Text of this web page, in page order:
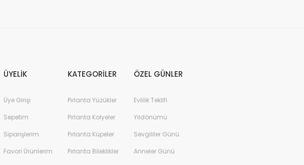
ÜYELİK
Üye Girişi
Sepetim
Siparişlerim
Favori Ürünlerim
KATEGORİLER
Pırlanta Yüzükler
Pırlanta Kolyeler
Pırlanta Küpeler
Pırlanta Bileklikler
ÖZEL GÜNLER
Evlilik Teklifi
Yıldönümü
Sevgililer Günü
Anneler Günü